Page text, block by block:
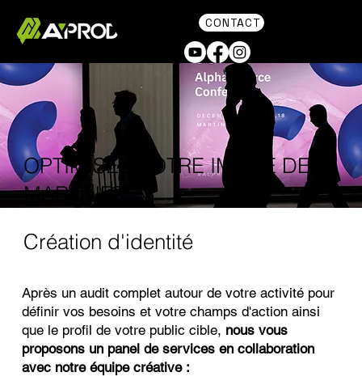
CONTACT
OPTIMISEZ VOTRE IMAGE DE
MARQUE
Après un audit complet autour de votre activité pour
définir vos besoins et votre champs d'action ainsi
que le profil de votre public cible, nous vous
proposons un panel de services en collaboration
avec notre équipe créative :
Création d'identité